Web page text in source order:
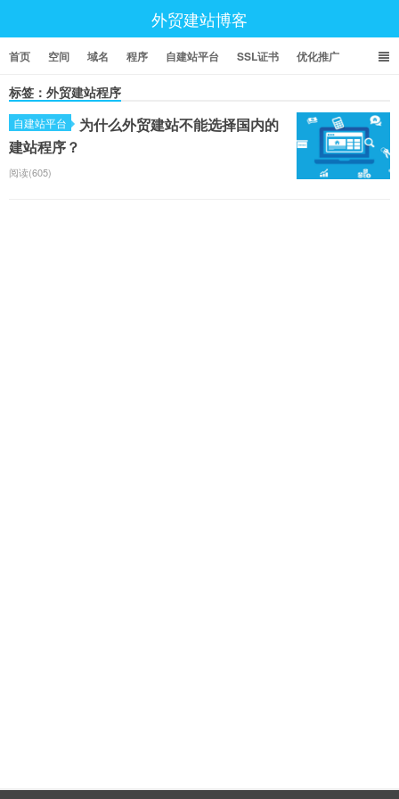
外贸建站博客
首页 空间 域名 程序 自建站平台 SSL证书 优化推广
标签：外贸建站程序
自建站平台
为什么外贸建站不能选择国内的
建站程序？
阅读(605)